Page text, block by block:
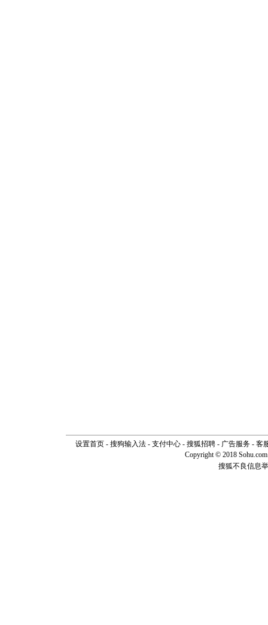
设置首页- 搜狗输入法- 支付中心- 搜狐招聘- 广告服务- 客
Copyright © 2018
搜狐不良信息